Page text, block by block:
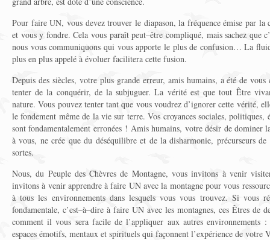
Pour faire UN, vous devez trouver le diapason, la fréquence émise par la
et vous y fondre. Cela vous paraît peut–être compliqué, mais sachez que
nous vous communiquons qui vous apporte le plus de confusion… La
plus en plus appelé à évoluer facilitera cette fusion.
Depuis des siècles, votre plus grande erreur, amis humains, a été de
tenter de la conquérir, de la subjuguer. La vérité est que tout Être
nature. Vous pouvez tenter tant que vous voudrez d’ignorer cette vérité,
le fondement même de la vie sur terre. Vos croyances sociales, politiques,
sont fondamentalement erronées ! Amis humains, votre désir de dominer
à vous, ne crée que du déséquilibre et de la disharmonie, précurseurs
sortes.
Nous, du Peuple des Chèvres de Montagne, vous invitons à venir
invitons à venir apprendre à faire UN avec la montagne pour vous
à tous les environnements dans lesquels vous vous trouvez. Si vous
fondamentale, c’est–à–dire à faire UN avec les montagnes, ces Êtres de
comment il vous sera facile de l’appliquer aux autres
espaces émotifs, mentaux et spirituels qui façonnent l’expérience de votre